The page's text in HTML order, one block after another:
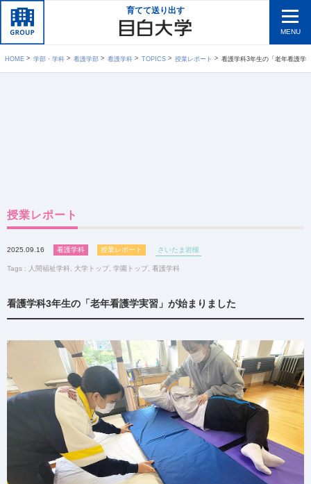
育てて送り出す
MENU
HOME 学部・学科 看護学部 看護学科 TOPICS 授業レポート 看護学科3年生の「老年看護学
授業レポート
2025.09.16 看護学科 授業レポート さいたま岩槻
Tags : 人間福祉学科 大学トップ 学園トップ 看護学科
看護学科3年生の「老年看護学実習」が始まりました